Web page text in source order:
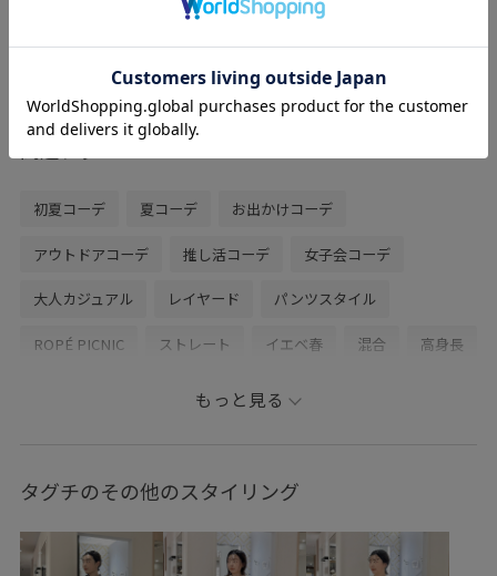
レビュー
存在感のあるシルエットと、夏らしい素材
でアクセントにピッタリです。
初夏コーデ 夏コーデ お出かけコーデ
アウトドアコーデ 推し活コーデ 女子会コーデ
大人カジュアル レイヤード パンツスタイル
ROPÉ PICNIC ストレート イエベ春 混合 高身長
Tシャツ/カットソー
GDH16500 GDM16320 GDS16220
26RPUVCARE 26SS10 26SS10r 26SS15
もっと見る
タグチのその他のスタイリング